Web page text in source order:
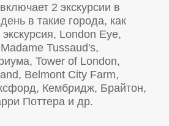
2 экскурсии в
в такие города, как
London Eye,
Tussaud's,
Tower of London,
Belmont City Farm,
Кембридж, Брайтон,
Поттера и др.